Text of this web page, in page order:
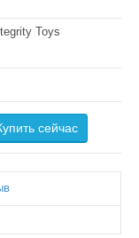
Toys
сейчас